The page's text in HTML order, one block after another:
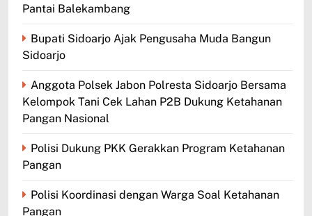
Pantai Balekambang
Bupati Sidoarjo Ajak Pengusaha Muda Bangun
Sidoarjo
Anggota Polsek Jabon Polresta Sidoarjo Bersama
Kelompok Tani Cek Lahan P2B Dukung Ketahanan
Pangan Nasional
Polisi Dukung PKK Gerakkan Program Ketahanan
Pangan
Polisi Koordinasi dengan Warga Soal Ketahanan
Pangan